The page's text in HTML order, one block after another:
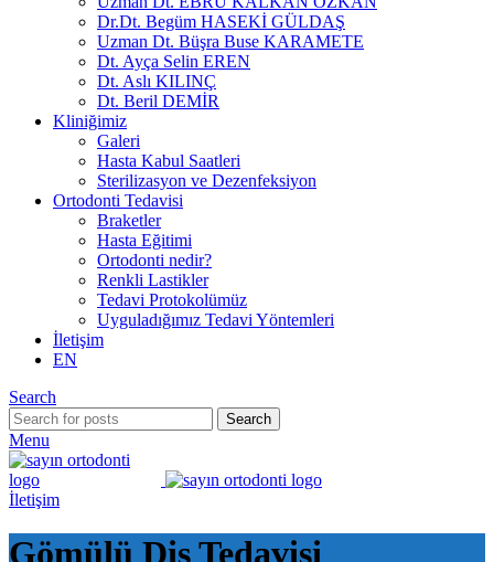
Dr.Dt. Begüm HASEKİ GÜLDAŞ
Uzman Dt. Büşra Buse KARAMETE
Dt. Ayça Selin EREN
Dt. Aslı KILINÇ
Dt. Beril DEMİR
Kliniğimiz
Galeri
Hasta Kabul Saatleri
Sterilizasyon ve Dezenfeksiyon
Ortodonti Tedavisi
Braketler
Hasta Eğitimi
Ortodonti nedir?
Renkli Lastikler
Tedavi Protokolümüz
Uyguladığımız Tedavi Yöntemleri
İletişim
EN
Search
Search
Menu
İletişim
Gömülü Diş Tedavisi